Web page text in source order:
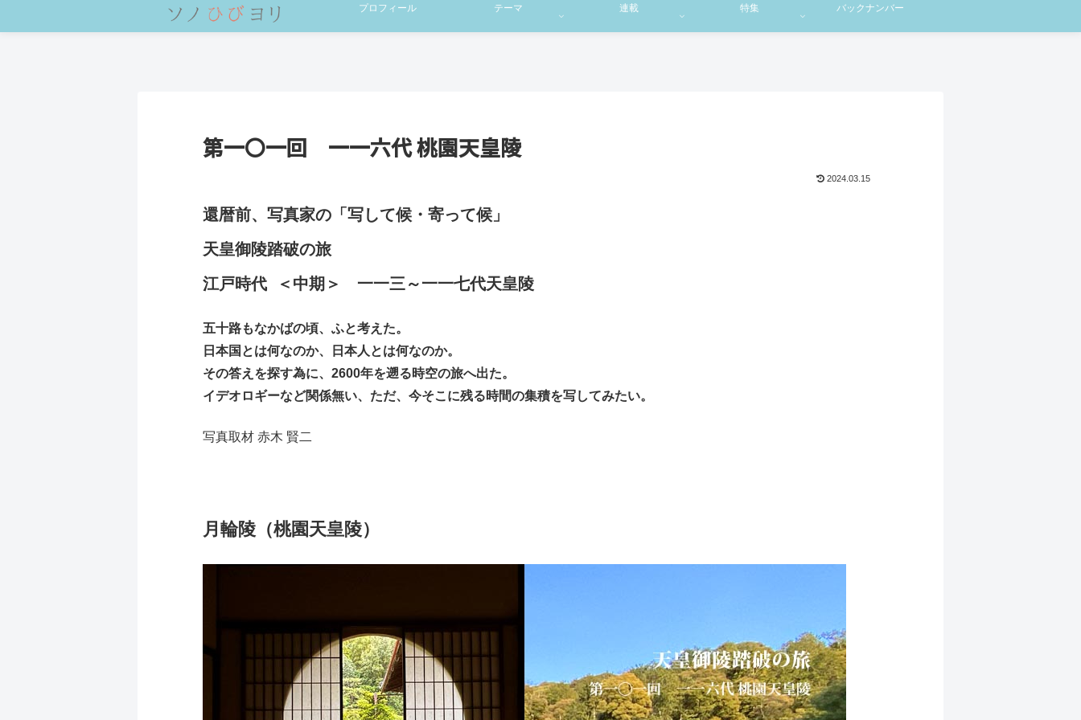
プロフィール テーマ 連載 特集 バックナンバー
第一〇一回 一一六代 桃園天皇陵
2024.03.15
還暦前、写真家の「写して候・寄って候」
天皇御陵踏破の旅
江戸時代 ＜中期＞ 一一三～一一七代天皇陵
五十路もなかばの頃、ふと考えた。
日本国とは何なのか、日本人とは何なのか。
その答えを探す為に、2600年を遡る時空の旅へ出た。
イデオロギーなど関係無い、ただ、今そこに残る時間の集積を写してみたい。
写真取材 赤木 賢二
月輪陵（桃園天皇陵）